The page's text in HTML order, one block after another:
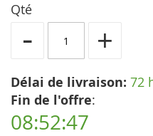
Qté
- +
Délai de livraison: 72
Fin de l'offre:
08:52:46